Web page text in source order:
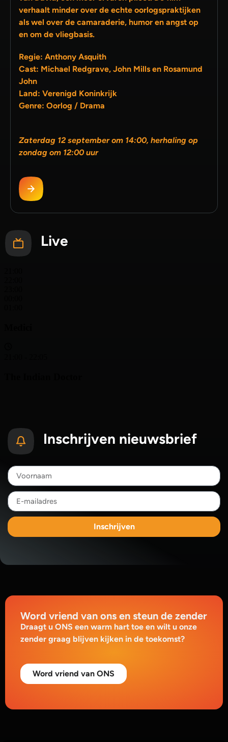
verhaalt minder over de echte oorlogspraktijken
als wel over de camaraderie, humor en angst op
en om de vliegbasis.
Regie: Anthony Asquith
Cast: Michael Redgrave, John Mills en Rosamund
John
Land: Verenigd Koninkrijk
Genre: Oorlog / Drama
Zaterdag 12 september om 14:00, herhaling op
zondag om 12:00 uur
Live
Inschrijven nieuwsbrief
Inschrijven
Word vriend van ons en steun de zender
Draagt u ONS een warm hart toe en wilt u onze
zender graag blijven kijken in de toekomst?
Word vriend van ONS